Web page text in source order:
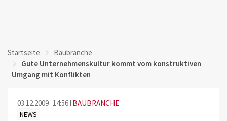
Startseite
Baubranche
Gute Unternehmenskultur kommt vom konstruktiven
Umgang mit Konflikten
03.12.2009 14:56 BAUBRANCHE
NEWS